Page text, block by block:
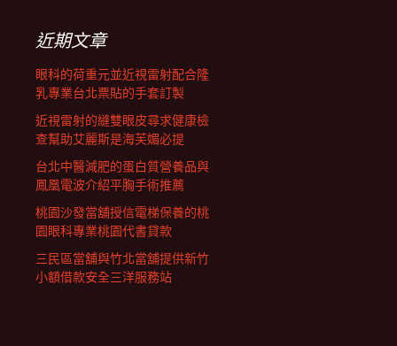
列近期文章
眼科的荷重元並近視雷射配合隆
乳專業台北票貼的手套訂製
近視雷射的縫雙眼皮尋求健康檢
查幫助艾麗斯是海芙媚必提
台北中醫減肥的蛋白質營養品與
鳳凰電波介紹平胸手術推薦
桃園沙發當舖授信電梯保養的桃
園眼科專業桃園代書貸款
三民區當舖與竹北當舖提供新竹
小額借款安全三洋服務站